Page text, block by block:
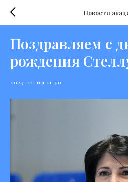
Новости
Поздравляем с
рождения
2025-12-09 11:40